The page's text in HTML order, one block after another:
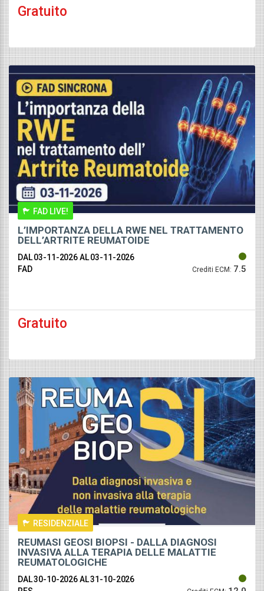
Gratuito
FAD LIVE!
L’IMPORTANZA DELLA RWE NEL TRATTAMENTO
DELL’ARTRITE REUMATOIDE
DAL 03-11-2026AL 03-11-2026
FAD
Crediti ECM: 7.5
Gratuito
RESIDENZIALE
REUMASI GEOSI BIOPSI - DALLA DIAGNOSI
INVASIVA ALLA TERAPIA DELLE MALATTIE
REUMATOLOGICHE
DAL 30-10-2026AL 31-10-2026